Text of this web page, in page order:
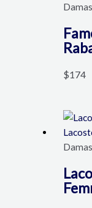
Damas
$174
Damas